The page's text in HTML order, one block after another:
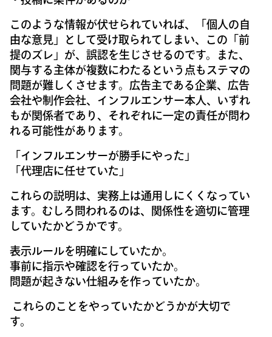
このような情報が伏せられていれば、「個人の自
由な意見」として受け取られてしまい、この「前
提のズレ」が、誤認を生じさせるのです。また、
関与する主体が複数にわたるという点もステマの
問題が難しくさせます。広告主である企業、広告
会社や制作会社、インフルエンサー本人、いずれ
もが関係者であり、それぞれに一定の責任が問わ
れる可能性があります。
「インフルエンサーが勝手にやった」
「代理店に任せていた」
これらの説明は、実務上は通用しにくくなってい
ます。むしろ問われるのは、関係性を適切に管理
していたかどうかです。
表示ルールを明確にしていたか。
事前に指示や確認を行っていたか。
問題が起きない仕組みを作っていたか。
これらのことをやっていたかどうかが大切で
す。